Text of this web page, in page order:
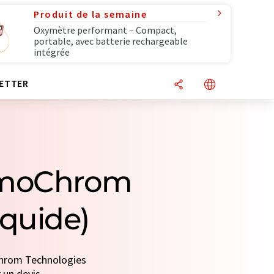
Produit de la semaine
Oxymètre performant – Compact,
portable, avec batterie rechargeable
intégrée
Technologies